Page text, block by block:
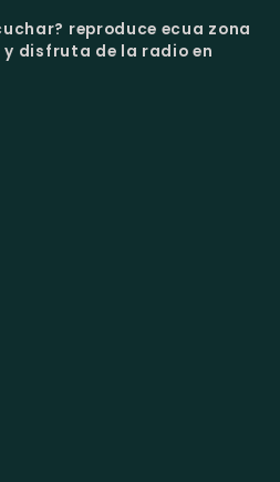
reproduce ecua zona
y disfruta de la radio en